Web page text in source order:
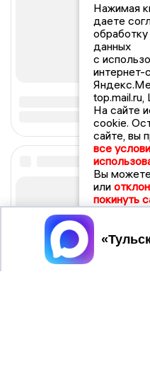
Нажимая
даете
данных
с
интернет-
top.mail.ru,
На сайте
cookie.
сайте, вы
все
Вы можете
или
покинуть